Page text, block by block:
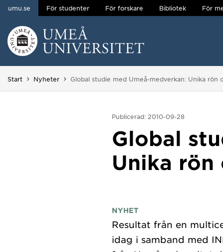
Hoppa direkt till innehållet
umu.se För studenter För forskare Bibliotek För
Start Nyheter Du är här:
Global studie med Umeå-medverkan: Unika rön
Publicerad: 2010-09-28
Global
Unika
NYHET
Resultat från en
idag i samband med